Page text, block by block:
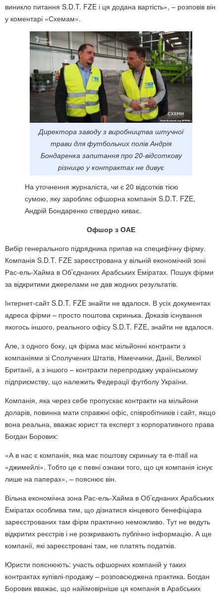
виникло питання S.D.T. FZE і ця додана вартість», – розповів він
у коментарі «Схемам».
Директора заводу з виробництва штучної
трави для футбольних полів Андрія
Бондаренка запитання про 20-відсоткову
різницю у контрактах не дивує
На уточнення журналіста, чи є 20 відсотків тією
сумою, яку заробляє офшорна компанія S.D.T. FZE,
Андрій Бондаренко ствердно киває.
Офшор з ОАЕ
Вибір генерального підрядника припав на специфічну фірму.
Компанія S.D.T. FZE зареєстрована у вільній економічній зоні
Рас-ель-Хайма в Об’єднаних Арабських Eміратах. Пошук фірми
за відкритими джерелами не дав жодних результатів.
Інтернет-сайт S.D.T. FZE знайти не вдалося. В усіх документах
адреса фірми – просто поштова скринька. Доказів існування
якогось іншого, реального офісу S.D.T. FZE, знайти не вдалося.
Але, з одного боку, ця фірма має мільйонні контракти з
компаніями зі Сполучених Штатів, Німеччини, Данії, Великої
Британії, а з іншого – контракти перепродажу українському
підприємству, що належить Федерації футболу України.
Компанія, яка через себе пропускає контракти на мільйони
доларів, повинна мати справжні офіс, співробітників і сайт, якщо
вона реальна, вважає юрист та експерт з корпоративного права
Богдан Боровик:
«А в нас є компанія, яка має поштову скриньку та e-mail на
«джимейлі». Тобто це є певні ознаки того, що ця компанія існує
лише на паперах», – пояснює він.
Вільна економічна зона Рас-ель-Хайма в Об’єднаних Арабських
Eміратах особлива тим, що дізнатися кінцевого бенефіціара
зареєстрованих там фірм практично неможливо. Тут не ведуть
відкритих реєстрів і не розкривають публічно інформацію. А ще
компанії, які зареєстровані там, не платять податків.
Юристи пояснюють: участь офшорних компаній у таких
контрактах купівлі-продажу – розповсюджена практика. Богдан
Боровик вважає, що найімовірніше ця компанія в Арабських